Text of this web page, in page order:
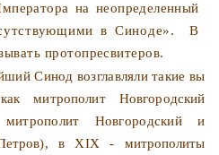
на неопределенный
в Синоде».
В
протопресвитеров.
Синод возглавляли такие вы­
митрополит Новгородский
Новгородский и
в XIX - митрополиты